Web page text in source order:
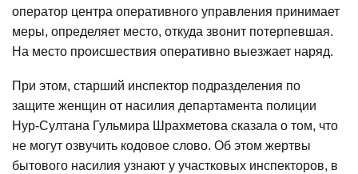
оператор центра оперативного управления принимает
меры, определяет место, откуда звонит потерпевшая.
На место происшествия оперативно выезжает наряд.
При этом, старший инспектор подразделения по
защите женщин от насилия департамента полиции
Нур-Султана Гульмира Шрахметова сказала о том, что
не могут озвучить кодовое слово. Об этом жертвы
бытового насилия узнают у участковых инспекторов, в